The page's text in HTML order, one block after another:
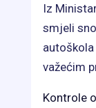
Iz
smjeli
važećim
Kontrole